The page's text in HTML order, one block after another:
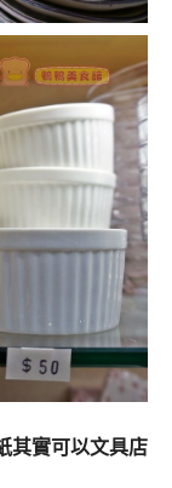
其實可以文具店